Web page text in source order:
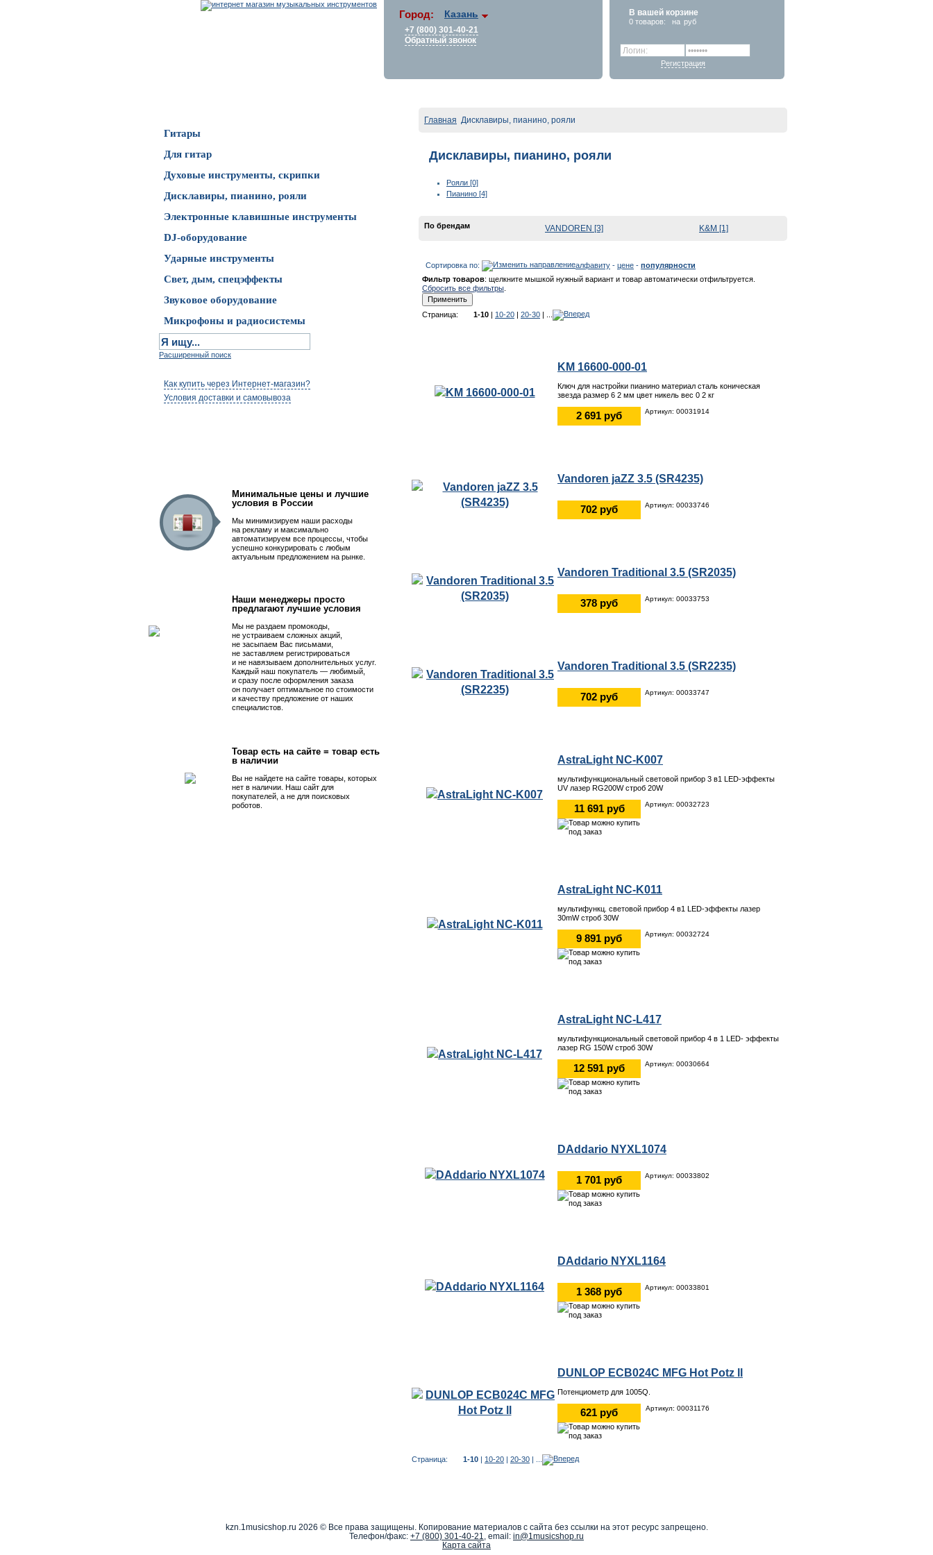
Город: Казань
+7 (800) 301-40-21
Обратный звонок
В вашей корзине
0 товаров: на руб
Регистрация
Гитары
Для гитар
Духовые инструменты, скрипки
Дисклавиры, пианино, рояли
Электронные клавишные инструменты
DJ-оборудование
Ударные инструменты
Свет, дым, спецэффекты
Звуковое оборудование
Микрофоны и радиосистемы
Расширенный поиск
Как купить через Интернет-магазин?
Условия доставки и самовывоза
Минимальные цены и лучшие
условия в России
Мы минимизируем наши расходы
на рекламу и максимально
автоматизируем все процессы, чтобы
успешно конкурировать с любым
актуальным предложением на рынке.
Наши менеджеры просто
предлагают лучшие условия
Мы не раздаем промокоды,
не устраиваем сложных акций,
не засыпаем Вас письмами,
не заставляем регистрироваться
и не навязываем дополнительных услуг.
Каждый наш покупатель — любимый,
и сразу после оформления заказа
он получает оптимальное по стоимости
и качеству предложение от наших
специалистов.
Товар есть на сайте = товар есть
в наличии
Вы не найдете на сайте товары, которых
нет в наличии. Наш сайт для
покупателей, а не для поисковых
роботов.
Главная Дисклавиры, пианино, рояли
Дисклавиры, пианино, рояли
Рояли [0]
Пианино [4]
По брендам VANDOREN [3] K&M [1]
Сортировка по: алфавиту - цене - популярности
Фильтр товаров: щелкните мышкой нужный вариант и товар автоматически отфильтруется.
Сбросить все фильтры
Страница: 1-10 | 10-20 | 20-30 | ...
KM 16600-000-01
Ключ для настройки пианино материал сталь коническая
звезда размер 6 2 мм цвет никель вес 0 2 кг
2 691 руб Артикул: 00031914
Vandoren jaZZ 3.5 (SR4235)
702 руб Артикул: 00033746
Vandoren Traditional 3.5 (SR2035)
378 руб Артикул: 00033753
Vandoren Traditional 3.5 (SR2235)
702 руб Артикул: 00033747
AstraLight NC-K007
мультифункциональный световой прибор 3 в1 LED-эффекты
UV лазер RG200W строб 20W
11 691 руб Артикул: 00032723
AstraLight NC-K011
мультифункц. световой прибор 4 в1 LED-эффекты лазер
30mW строб 30W
9 891 руб Артикул: 00032724
AstraLight NC-L417
мультифункциональный световой прибор 4 в 1 LED- эффекты
лазер RG 150W строб 30W
12 591 руб Артикул: 00030664
DAddario NYXL1074
1 701 руб Артикул: 00033802
DAddario NYXL1164
1 368 руб Артикул: 00033801
DUNLOP ECB024C MFG Hot Potz ll
Потенциометр для 1005Q.
621 руб Артикул: 00031176
Страница: 1-10 | 10-20 | 20-30 | ...
kzn.1musicshop.ru 2026 © Все права защищены. Копирование материалов с сайта без ссылки на этот ресурс запрещено.
Телефон/факс: +7 (800) 301-40-21, email: in@1musicshop.ru
Карта сайта